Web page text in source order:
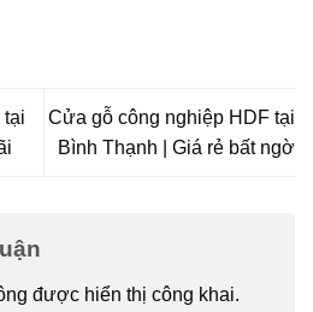
tại
Cửa gỗ công nghiệp HDF tại
Bình Thạnh | Giá rẻ bất ngờ
được hiển thị công khai.